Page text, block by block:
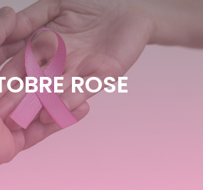
ROSE